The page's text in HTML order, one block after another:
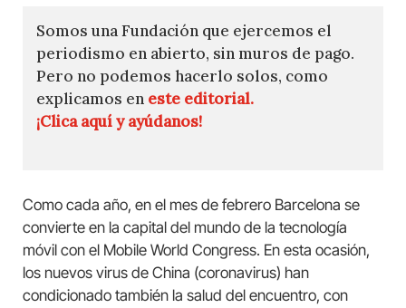
Somos una Fundación que ejercemos el
periodismo en abierto, sin muros de pago.
Pero no podemos hacerlo solos, como
explicamos en este editorial.
¡Clica aquí y ayúdanos!
Como cada año, en el mes de febrero Barcelona se
convierte en la capital del mundo de la tecnología
móvil con el Mobile World Congress. En esta ocasión,
los nuevos virus de China (coronavirus) han
condicionado también la salud del encuentro, con